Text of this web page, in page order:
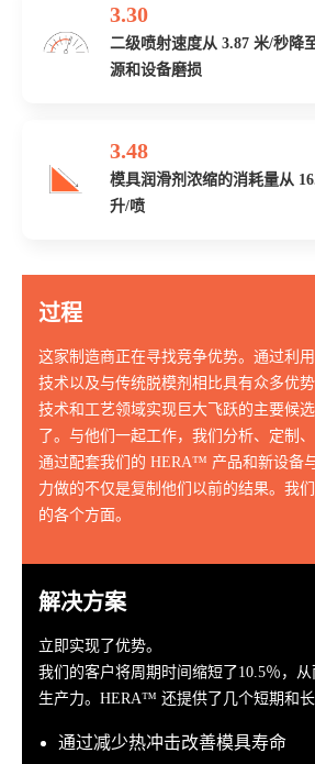
3.30
二级喷射速度从 3.87 米/秒降
源和设备磨损
3.48
模具润滑剂浓缩的消耗量从
升/喷
过程
这家制造商正在寻找竞争优势。通过利
技术以及与传统脱模剂相比具有众多优
技术和工艺领域实现巨大飞跃的主要候
了。与他们一起工作，我们分析、定制
通过配套我们的 HERA™ 产品和新设备
力做的不仅是复制他们以前的结果。我
的各个方面。
解决方案
立即实现了优势。
我们的客户将周期时间缩短了10.5％，
生产力。HERA™ 还提供了几个短期和长
通过减少热冲击改善模具寿命